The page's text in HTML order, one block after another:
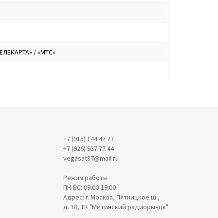
/ «МТС»
+7 (915) 144 47 77
+7 (926) 937 77 44
vegasat87@mail.ru
Режим работы
ПН-ВС: 09:00-19:00
Адрес: г. Москва, Пятницкое ш.,
д. 18, ТК "Митинский радиорынок"